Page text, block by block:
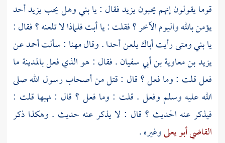
قوما يقولون إنهم يحبونيزيدفقال : يا بني وهل يحبيزيدأحد
يؤمن بالله واليوم الآخر ؟ فقلت : يا أبت فلماذا لا تلعنه ؟ فقال :
يا بني ومتى رأيت أباك يلعن أحدا . وقالمهنا : سألتأحمدعن
يزيد بن معاوية بن أبي سفيان. فقال : هو الذي فعلبالمدينةما
فعل قلت : وما فعل ؟ قال : قتل من أصحاب رسول الله صلى
الله عليه وسلم وفعل . قلت : وما فعل ؟ قال : نهبها قلت :
فيذكر عنه الحديث ؟ قال : لا يذكر عنه حديث . وهكذا ذكر
القاضي أبو يعلىوغيره .